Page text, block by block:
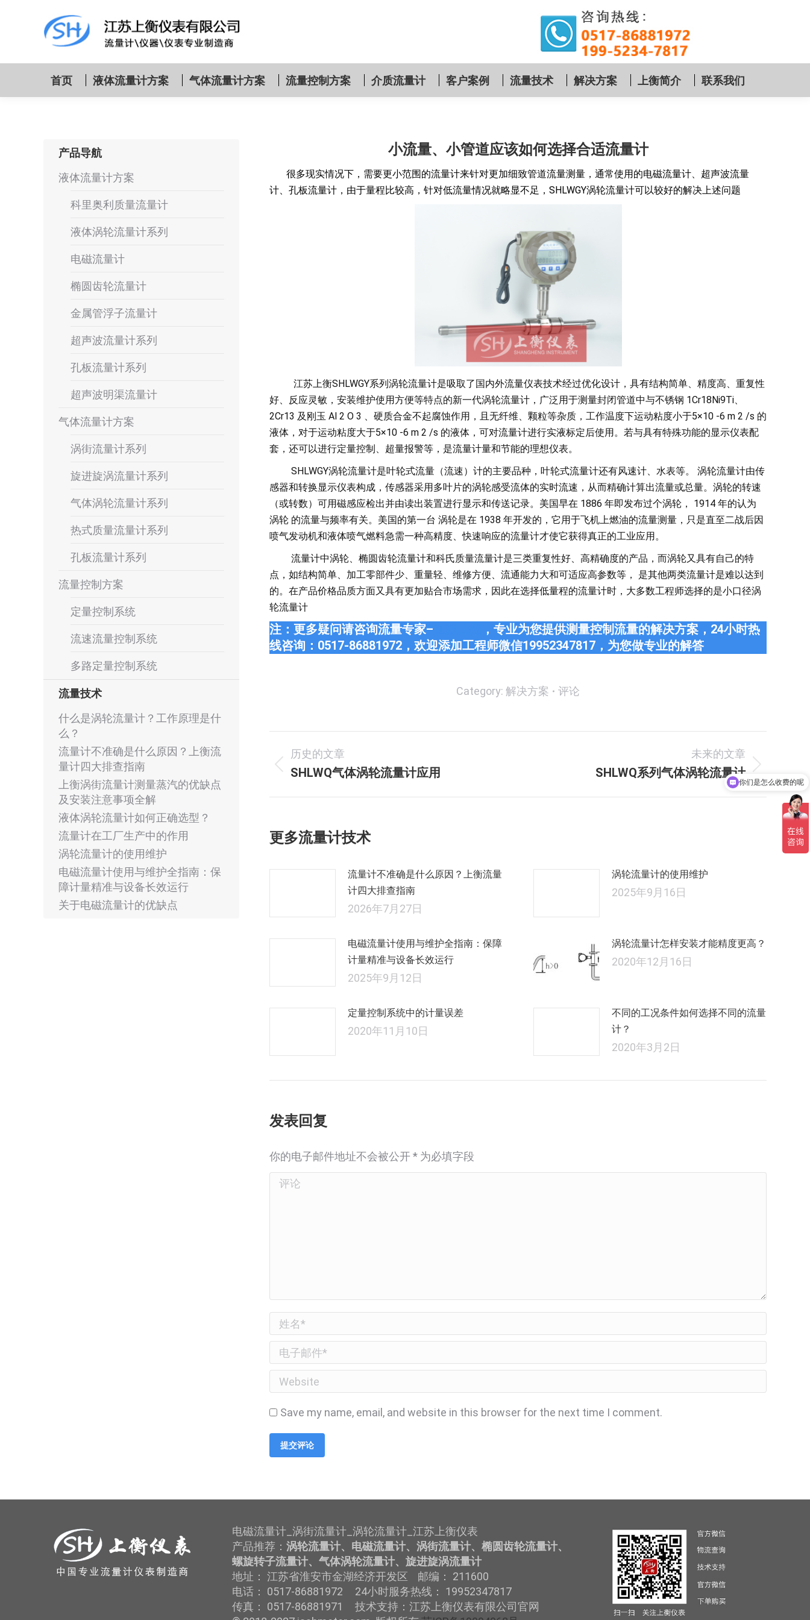
首页 液体流量计方案 气体流量计方案 流量控制方案 介质流量计 客户案例 流量技术 解决方案 上衡简介 联系我们
小流量、小管道应该如何选择合适流量计
很多现实情况下，需要更小范围的流量计来针对更加细致管道流量测量，通常使用的电磁流量计、超声波流量
计、孔板流量计，由于量程比较高，针对低流量情况就略显不足，SHLWGY涡轮流量计可以较好的解决上述问题
江苏上衡SHLWGY系列涡轮流量计是吸取了国内外流量仪表技术经过优化设计，具有结构简单、精度高、重复性
好、反应灵敏，安装维护使用方便等特点的新一代涡轮流量计，广泛用于测量封闭管道中与不锈钢 1Cr18Ni9Ti、
2Cr13 及刚玉 Al 2 O 3 、硬质合金不起腐蚀作用，且无纤维、颗粒等杂质，工作温度下运动粘度小于5×10 -6 m 2 /s 的
液体，对于运动粘度大于5×10 -6 m 2 /s 的液体，可对流量计进行实液标定后使用。若与具有特殊功能的显示仪表配
套，还可以进行定量控制、超量报警等，是流量计量和节能的理想仪表。
SHLWGY涡轮流量计是叶轮式流量（流速）计的主要品种，叶轮式流量计还有风速计、水表等。 涡轮流量计由传
感器和转换显示仪表构成，传感器采用多叶片的涡轮感受流体的实时流速，从而精确计算出流量或总量。涡轮的转速
（或转数）可用磁感应检出并由读出装置进行显示和传送记录。美国早在 1886 年即发布过个涡轮， 1914 年的认为
涡轮 的流量与频率有关。美国的第一台 涡轮是在 1938 年开发的，它用于飞机上燃油的流量测量，只是直至二战后因
喷气发动机和液体喷气燃料急需一种高精度、快速响应的流量计才使它获得真正的工业应用。
流量计中涡轮、椭圆齿轮流量计和科氏质量流量计是三类重复性好、高精确度的产品，而涡轮又具有自己的特
点，如结构简单、加工零部件少、重量轻、维修方便、流通能力大和可适应高参数等， 是其他两类流量计是难以达到
的。在产品价格品质方面又具有更加贴合市场需求，因此在选择低量程的流量计时，大多数工程师选择的是小口径涡
轮流量计
注：更多疑问请咨询流量专家–
，专业为您提供测量控制流量的解决方案，24小时热
线咨询：0517-86881972，欢迎添加工程师微信19952347817，为您做专业的解答
Category: 解决方案 评论
章
导
历史的文章
历
章：
SHLWQ气体涡轮流量计应用
未来的文章
SHLWQ系列气体涡轮流量计
更多流量计技术
流量计不准确是什么原因？上衡流量
计四大排查指南
2026年7月27日
涡轮流量计的使用维护
2025年9月16日
电磁流量计使用与维护全指南：保障
计量精准与设备长效运行
2025年9月12日
涡轮流量计怎样安装才能精度更高？
2020年12月16日
定量控制系统中的计量误差
2020年11月10日
不同的工况条件如何选择不同的流量
计？
2020年3月2日
发表回复
你的电子邮件地址不会被公开* 为必填字段
评论
姓名 *
电子邮件 *
Website
Save my name, email, and website in this browser for the next time I comment.
提交评论
产品导航
液体流量计方案
科里奥利质量流量计
液体涡轮流量计系列
电磁流量计
椭圆齿轮流量计
金属管浮子流量计
超声波流量计系列
孔板流量计系列
超声波明渠流量计
气体流量计方案
涡街流量计系列
旋进旋涡流量计系列
气体涡轮流量计系列
热式质量流量计系列
孔板流量计系列
流量控制方案
定量控制系统
流速流量控制系统
多路定量控制系统
流量技术
什么是涡轮流量计？工作原理是什
么？
流量计不准确是什么原因？上衡流
量计四大排查指南
上衡涡街流量计测量蒸汽的优缺点
及安装注意事项全解
液体涡轮流量计如何正确选型？
流量计在工厂生产中的作用
涡轮流量计的使用维护
电磁流量计使用与维护全指南：保
障计量精准与设备长效运行
关于电磁流量计的优缺点
电磁流量计_涡街流量计_涡轮流量计_江苏上衡仪表
产品推荐： 涡轮流量计、电磁流量计、涡街流量计、椭圆齿轮流量计、
螺旋转子流量计、气体涡轮流量计、旋进旋涡流量计
地址： 江苏省淮安市金湖经济开发区 邮编： 211600
电话： 0517-86881972 24小时服务热线： 19952347817
传真： 0517-86881971 技术支持：江苏上衡仪表有限公司官网
你们是怎么收费的呢
现在有优惠活动吗